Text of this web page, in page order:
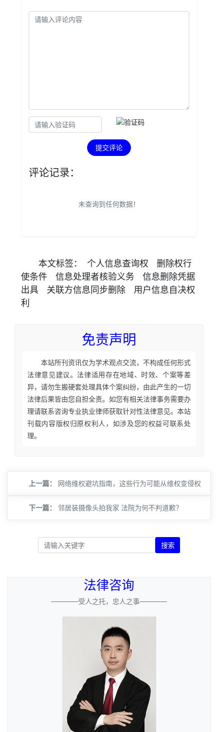
提交评论
评论记录：
未查询到任何数据！
本文标签： 个人信息查询权
删除权行
使条件
信息处理者核验义务
信息删除凭据
出具
关联方信息同步删除
用户信息自决权
利
免责声明
本站所刊资讯仅为学术观点交流，不构成任何形式
法律意见建议。法律适用存在地域、时效、个案等差
异，请勿生搬硬套处理具体个案纠纷，由此产生的一切
法律后果皆由您自担全责。如您有相关法律事务需要办
理请联系咨询专业执业律师获取针对性法律意见。本站
刊载内容版权归原权利人，如涉及您的权益可联系处
理。
上一篇： 网络维权避坑指南，这些行为可能从维权变侵权
下一篇： 邻居装摄像头拍我家 法院为何不判道歉？
搜索
法律咨询
————受人之托，忠人之事————